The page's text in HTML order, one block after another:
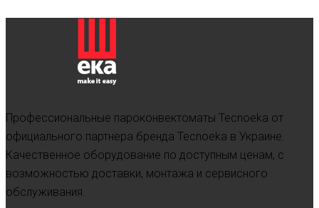
Профессиональные пароконвектоматы Tecnoeka от
официального партнера бренда Tecnoeka в Украине.
Качественное оборудование по доступным ценам, с
возможностью доставки, монтажа и сервисного
обслуживания.